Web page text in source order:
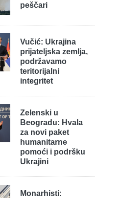
peščari
Vučić: Ukrajina
prijateljska zemlja,
podržavamo
teritorijalni
integritet
Zelenski u
Beogradu: Hvala
za novi paket
humanitarne
pomoći i podršku
Ukrajini
Monarhisti: